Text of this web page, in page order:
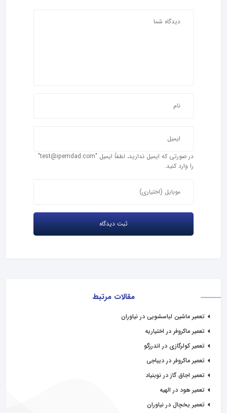
مقالات مرتبط
تعمیر ماشین لباسشویی در نیاوران
تعمیر ماکروفر در اختیاریه
تعمیر کولرگازی در اندرزگو
تعمیر ماکروفر در دیباجی
تعمیر اجاق گاز در نوبنیاد
تعمیر هود در الهیه
تعمیر یخچال در نیاوران
در صورتی که ایمیل ندارید، لطفاً ایمیل "test@ipemdad.com"
را وارد کنید.